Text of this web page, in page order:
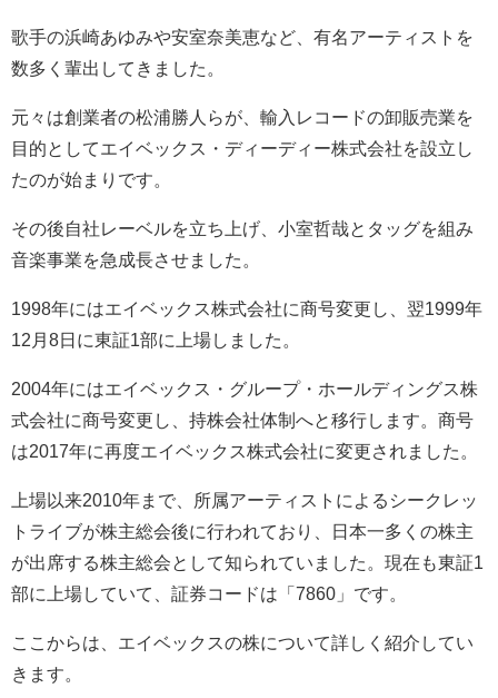
歌手の浜崎あゆみや安室奈美恵など、有名アーティストを
数多く輩出してきました。
元々は創業者の松浦勝人らが、輸入レコードの卸販売業を
目的としてエイベックス・ディーディー株式会社を設立し
たのが始まりです。
その後自社レーベルを立ち上げ、小室哲哉とタッグを組み
音楽事業を急成長させました。
1998年にはエイベックス株式会社に商号変更し、翌1999年
12 月 8日に東証1 部に上場しました。
2004年にはエイベックス・グループ・ホールディングス株
式会社に商号変更し、持株会社体制へと移行します。商号
は2017年に再度エイベックス株式会社に変更されました。
上場以来2010年まで、所属アーティストによるシークレッ
トライブが株主総会後に行われており、日本一多くの株主
が出席する株主総会として知られていました。現在も東証1
部に上場していて、証券コードは「 7860 」です。
ここからは、エイベックスの株について詳しく紹介してい
きます。